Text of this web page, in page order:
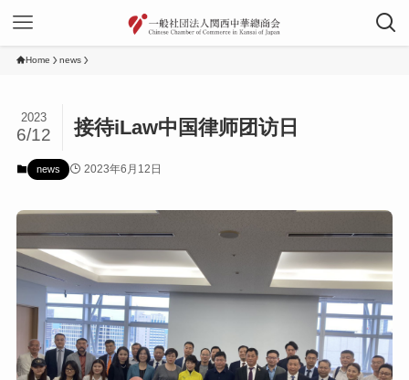
Home news
接待iLaw中国律师团访日
2023
6/12
news 2023年6月12日